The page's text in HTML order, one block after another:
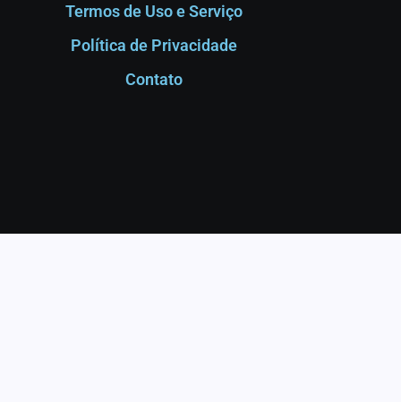
Termos de Uso e Serviço
Política de Privacidade
Contato